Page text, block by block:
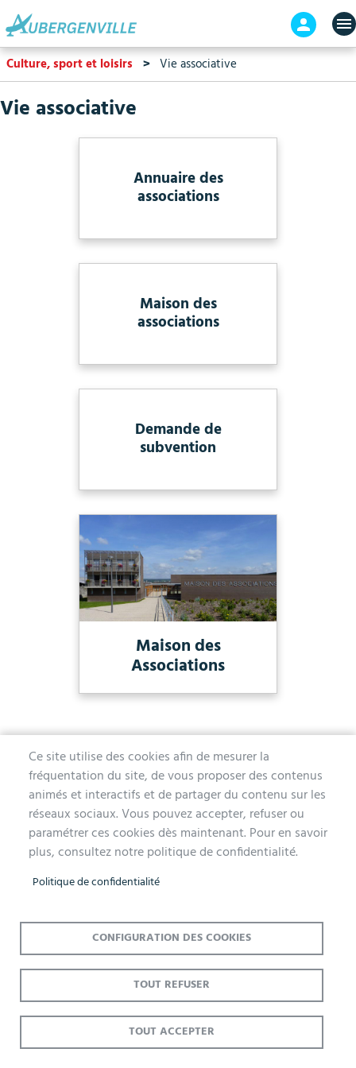
contenu
principal
En-
tête
Culture, sport et loisirs Vie associative
Vie associative
Annuaire des
associations
Maison des
associations
Demande de
subvention
Maison des
Associations
Ce site utilise des cookies afin de mesurer la
fréquentation du site, de vous proposer des contenus
animés et interactifs et de partager du contenu sur les
réseaux sociaux. Vous pouvez accepter, refuser ou
paramétrer ces cookies dès maintenant. Pour en savoir
plus, consultez notre politique de confidentialité.
Politique de confidentialité
CONFIGURATION DES COOKIES
TOUT REFUSER
TOUT ACCEPTER
MAIRIE D'AUBERGENVILLE
1 avenue de la Division Leclerc
78410 Aubergenville
Tél. 01 30 90 45 00
Lundi, mercredi, jeudi et vendredi de 9h à 12h et de 14h à 17h
Le samedi de 9h à 12h (Accueil et État-Civil)
Menu
Pied
Accueil Mentions légales
Données personnelles
Plan du site
Accessibilité : Non conforme
Cookies
Contact
S'identifier